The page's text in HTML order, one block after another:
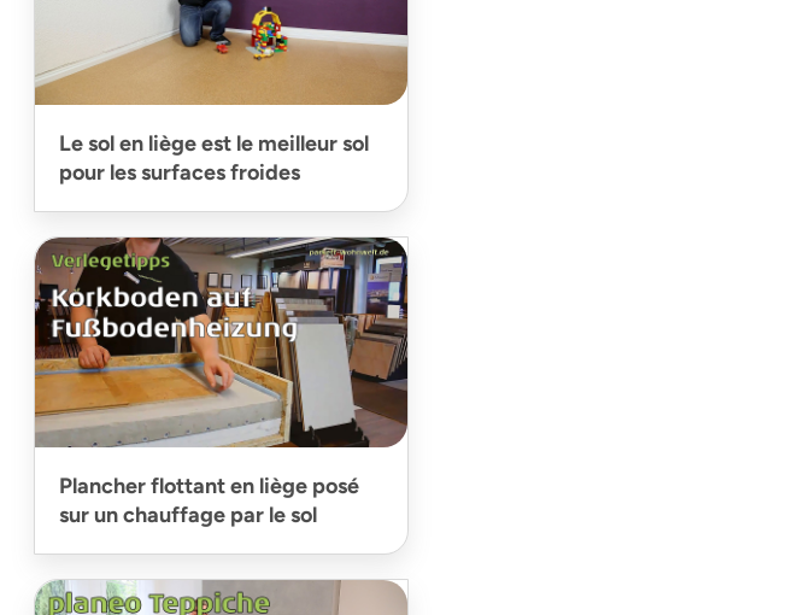
Le sol en liège est le meilleur sol
pour les surfaces froides
Plancher flottant en liège posé
sur un chauffage par le sol